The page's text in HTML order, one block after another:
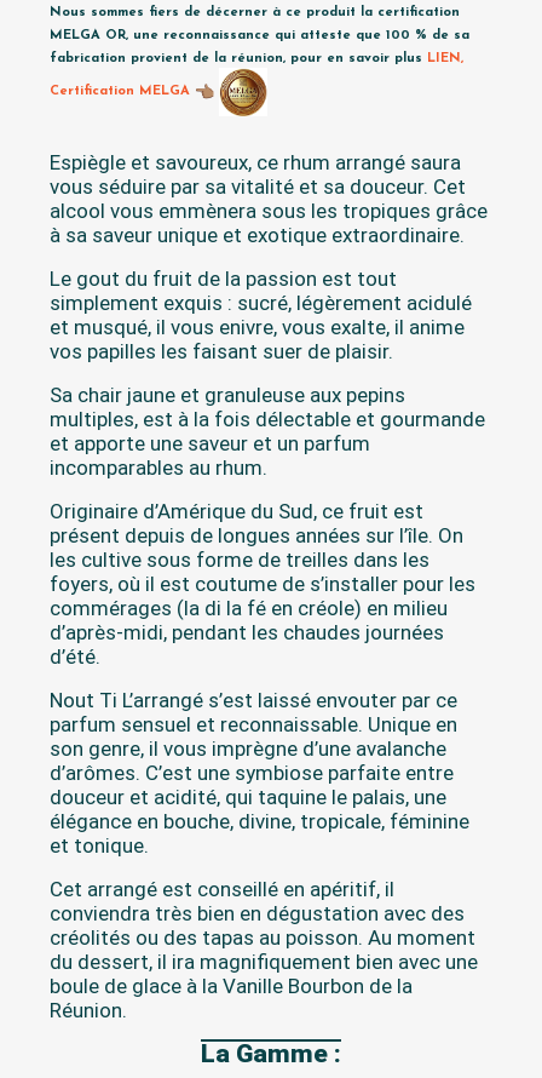
Nous sommes fiers de décerner à ce produit la certification
MELGA OR, une reconnaissance qui atteste que 100 % de sa
fabrication provient de la réunion, pour en savoir plus
LIEN,
Certification MELGA
Espiègle et savoureux, ce rhum arrangé saura
vous séduire par sa vitalité et sa douceur. Cet
alcool vous emmènera sous les tropiques grâce
à sa saveur unique et exotique extraordinaire.
Le gout du fruit de la passion est tout
simplement exquis : sucré, légèrement acidulé
et musqué, il vous enivre, vous exalte, il anime
vos papilles les faisant suer de plaisir.
Sa chair jaune et granuleuse aux pepins
multiples, est à la fois délectable et gourmande
et apporte une saveur et un parfum
incomparables au rhum.
Originaire d’Amérique du Sud, ce fruit est
présent depuis de longues années sur l’île. On
les cultive sous forme de treilles dans les
foyers, où il est coutume de s’installer pour les
commérages (la di la fé en créole) en milieu
d’après-midi, pendant les chaudes journées
d’été.
Nout Ti L’arrangé s’est laissé envouter par ce
parfum sensuel et reconnaissable. Unique en
son genre, il vous imprègne d’une avalanche
d’arômes. C’est une symbiose parfaite entre
douceur et acidité, qui taquine le palais, une
élégance en bouche, divine, tropicale, féminine
et tonique.
Cet arrangé est conseillé en apéritif, il
conviendra très bien en dégustation avec des
créolités ou des tapas au poisson. Au moment
du dessert, il ira magnifiquement bien avec une
boule de glace à la Vanille Bourbon de la
Réunion.
La Gamme :